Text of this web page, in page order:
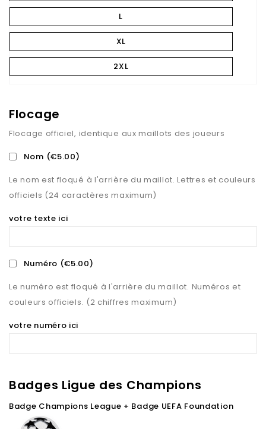
L
XL
2XL
Flocage
Flocage officiel, identique aux maillots des joueurs
Nom (€5.00)
Le nom est floqué à l'arrière du maillot. Lettres et couleurs
officiels (24 caractères maximum)
votre texte ici
Numéro (€5.00)
Le numéro est floqué à l'arrière du maillot. Numéros et
couleurs officiels. (2 chiffres maximum)
votre numéro ici
Badges Ligue des Champions
Badge Champions League + Badge UEFA Foundation